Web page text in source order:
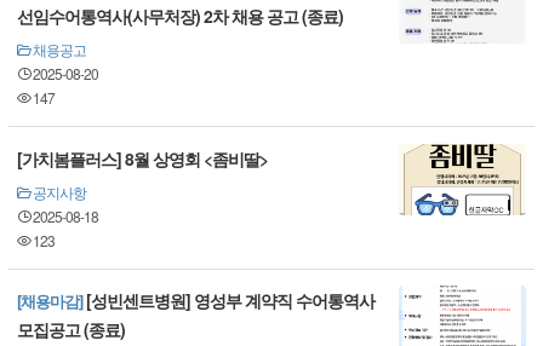
선임수어통역사(사무처장) 2차 채용 공고 (종료)
채용공고
2025-08-20
147
[가치봄플러스] 8월 상영회 <좀비딸>
공지사항
2025-08-18
123
[채용마감] [성빈센트병원] 영성부 계약직 수어통역사
모집공고 (종료)